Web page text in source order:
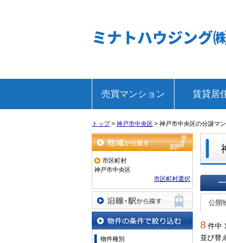
ミナトハウジング
売買マンション 賃貸居
トップ> 神戸市中央区 > 神戸市中央区の分譲マ
地域から探す
市区町村
神戸市中央区
市区町村選択
沿線・駅から探す
物件の条件で絞り込む
物件種別
一覧で
公開
8 件中
並び替